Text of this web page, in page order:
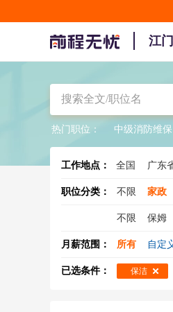
江
热门职位： 中级消防维保
工作地点： 全国 广东
职位分类： 不限 家政
不限 保姆
老人护理
月薪范围： 所有 自定
已选条件： 保洁